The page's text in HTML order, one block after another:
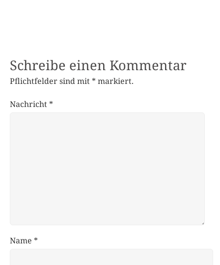
Schreibe einen Kommentar
Pflichtfelder sind mit * markiert.
Nachricht *
Name *